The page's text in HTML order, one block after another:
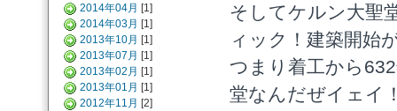
2014年04月 [1]
2014年03月 [1]
2013年10月 [1]
2013年07月 [1]
2013年02月 [1]
2013年01月 [1]
2012年11月 [2]
そしてケルン大聖
ィック！建築開始
つまり着工から
堂なんだぜイェイ